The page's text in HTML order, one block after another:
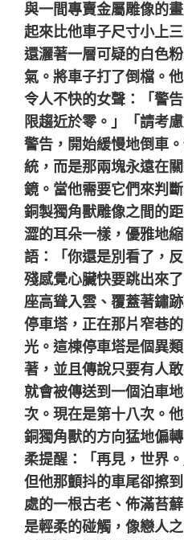
與一間專賣金屬雕像的
起來比他車子尺寸小上
還灑著一層可疑的白色
氣。將車子打了倒檔。
令人不快的女聲：「警
限趨近於零。」「請考
警告，開始緩慢地倒車
統，而是那兩塊永遠在
鏡。當他需要它們來判
銅製獨角獸雕像之間的
澀的耳朵一樣，優雅地
語：「你還是別看了，
殘感覺心臟快要跳出來
座高聳入雲、覆蓋著鏽
停車塔，正在那片窄巷
光。這棟停車塔是個異
著，並且傳說只要有人
就會被傳送到一個泊車
次。現在是第十八次。
銅獨角獸的方向猛地偏
柔提醒：「再見，世界
但他那顫抖的車尾卻擦
處的一根古老、佈滿苔
是輕柔的碰觸，像戀人